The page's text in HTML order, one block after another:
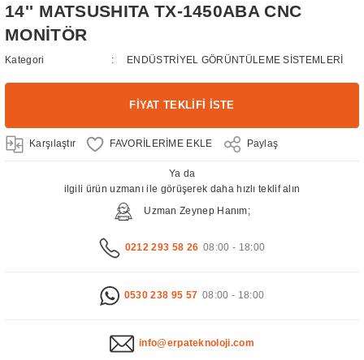
14'' MATSUSHITA TX-1450ABA CNC
MONİTÖR
Kategori ENDÜSTRİYEL GÖRÜNTÜLEME SİSTEMLERİ
FİYAT TEKLİFİ İSTE
Karşılaştır Paylaş
Ya da
ilgili ürün uzmanı ile görüşerek daha hızlı teklif alın
Uzman Zeynep Hanım;
0212 293 58 26 08:00 - 18:00
0530 238 95 57 08:00 - 18:00
info@erpateknoloji.com